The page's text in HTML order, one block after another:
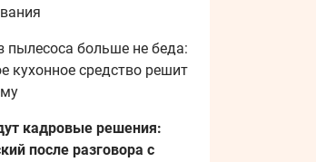
пылесоса больше не беда:
кухонное средство решит
кадровые решения:
после разговора с